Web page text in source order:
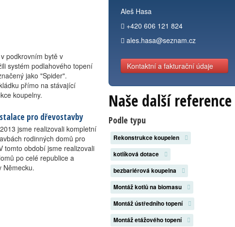
podkrovním bytě v
systém podlahového topení
jako "Spider".
přímo na stávající
koupelny.
pro dřevostavby
jsme realizovali kompletní
rodinných domů pro
tomto období jsme realizovali
po celé republice a
Německu.
Aleš Hasa
+420 606 121 824
ales.hasa@seznam.cz
Kontaktní a fakturační údaje
Naše další reference
Podle typu
Rekonstrukce koupelen
kotlíková dotace
bezbariérová koupelna
Montáž kotlů na biomasu
Montáž ústředního topení
Montáž etážového topení